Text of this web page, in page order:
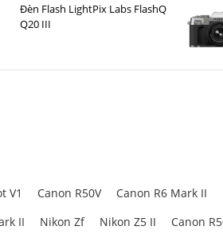
treo đàn hồi, giúp giảm rung chấn từ
tháo rời chân đế và tương thích với các
Đèn Flash LightPix Labs FlashQ
Q20 III
V1 Canon R50V Canon R6 Mark II
II Nikon Zf Nikon Z5 II Canon